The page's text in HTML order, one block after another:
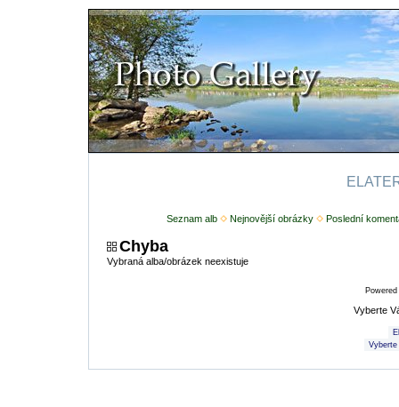
Seznam alb Nejnovější obrázky Poslední
Chyba
Vybraná alba/obrázek neexistuje
Vyberte